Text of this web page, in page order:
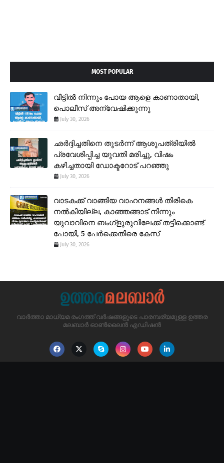
MOST POPULAR
വീട്ടിൽ നിന്നും പോയ ആളെ കാണാതായി,
പൊലീസ് അന്വേഷിക്കുന്നു
July 30, 2026
ഛർദ്ദിച്ചതിനെ തുടർന്ന് ആശുപത്രിയിൽ
പ്രവേശിപ്പിച്ച യുവതി മരിച്ചു, വിഷം
കഴിച്ചതായി ഡോക്ടറോട് പറഞ്ഞു
July 30, 2026
വാടകക്ക് വാങ്ങിയ വാഹനങ്ങൾ തിരികെ
നൽകിയില്ല, കാഞ്ഞങ്ങാട് നിന്നും
യുവാവിനെ ബംഗ്ളുരുവിലേക്ക് തട്ടിക്കൊണ്ട്
പോയി, 5 പേർക്കെതിരെ കേസ്
July 30, 2026
വാർത്താ മാധ്യമ രംഗത്ത് വർഷങ്ങളുടെ പാരമ്പര്യമുള്ള ഉത്തര
മലബാർ ഓൺലൈൻ എഡിഷൻ